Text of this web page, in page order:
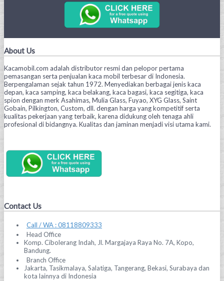
About Us
Kacamobil.com adalah distributor resmi dan pelopor pertama
pemasangan serta penjualan kaca mobil terbesar di Indonesia.
Berpengalaman sejak tahun 1972. Menyediakan berbagai jenis kaca
depan, kaca samping, kaca belakang, kaca bagasi, kaca segitiga, kaca
spion dengan merk Asahimas, Mulia Glass, Fuyao, XYG Glass, Saint
Gobain, Pilkington, Custom, dll. dengan harga yang kompetitif serta
kualitas pekerjaan yang terbaik, karena didukung oleh tenaga ahli
profesional di bidangnya. Kualitas dan jaminan menjadi visi utama kami.
Contact Us
Call / WA : 08118809333
Head Office
Komp. Cibolerang Indah, Jl. Margajaya Raya No. 7A, Kopo,
Bandung.
Branch Office
Jakarta, Tasikmalaya, Salatiga, Tangerang, Bekasi, Surabaya dan
kota lainnya di Indonesia